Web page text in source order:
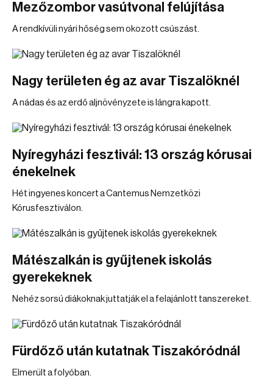
Mezőzombor vasútvonal felújítása
A rendkívüli nyári hőség sem okozott csúszást.
Nagy területen ég az avar Tiszalöknél
A nádas és az erdő aljnövényzete is lángra kapott.
Nyíregyházi fesztivál: 13 ország kórusai
énekelnek
Hét ingyenes koncert a Cantemus Nemzetközi
Kórusfesztiválon.
Mátészalkán is gyűjtenek iskolás
gyerekeknek
Nehéz sorsú diákoknak juttatják el a felajánlott tanszereket.
Fürdőző után kutatnak Tiszakóródnál
Elmerült a folyóban.